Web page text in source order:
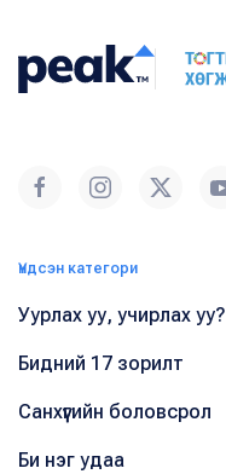
Үндсэн категори
Уурлах уу, учирлах уу?
Бидний 17 зорилт
Санхүүгийн боловсрол
Би нэг удаа